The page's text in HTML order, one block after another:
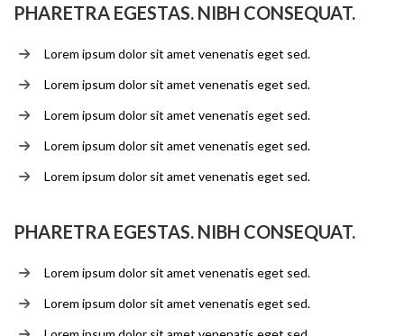
PHARETRA EGESTAS. NIBH CONSEQUAT.
Lorem ipsum dolor sit amet venenatis eget sed.
Lorem ipsum dolor sit amet venenatis eget sed.
Lorem ipsum dolor sit amet venenatis eget sed.
Lorem ipsum dolor sit amet venenatis eget sed.
Lorem ipsum dolor sit amet venenatis eget sed.
PHARETRA EGESTAS. NIBH CONSEQUAT.
Lorem ipsum dolor sit amet venenatis eget sed.
Lorem ipsum dolor sit amet venenatis eget sed.